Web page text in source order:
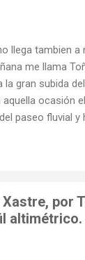
llega tambien a
me llama
la gran subida
aquella ocasión
paseo fluvial y
lluvia. La
20 de enero de
"...En el resto de
paso por San
por
altimétrico.